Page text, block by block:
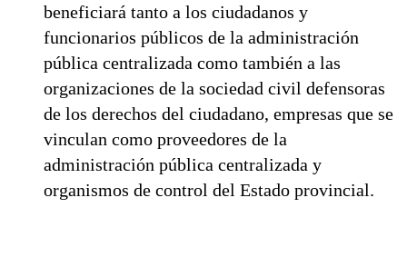
beneficiará tanto a los ciudadanos y
funcionarios públicos de la administración
pública centralizada como también a las
organizaciones de la sociedad civil defensoras
de los derechos del ciudadano, empresas que se
vinculan como proveedores de la
administración pública centralizada y
organismos de control del Estado provincial.